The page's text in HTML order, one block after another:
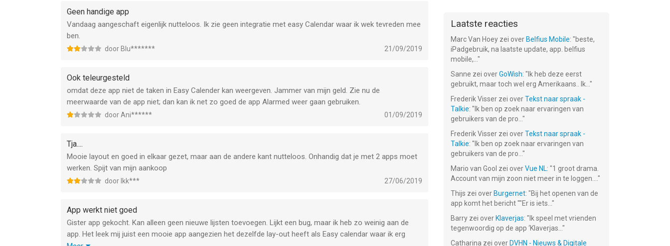
Geen handige app
Vandaag aangeschaft eigenlijk nutteloos. Ik zie geen integratie met easy Calendar waar ik wek tevreden mee
ben.
door Blu******* 21/09/2019
Ook teleurgesteld
omdat deze app niet de taken in Easy Calender kan weergeven. Jammer van mijn geld. Zie nu de
meerwaarde van de app niet; dan kan ik net zo goed de app Alarmed weer gaan gebruiken.
door Ani****** 01/09/2019
Tja....
Mooie layout en goed in elkaar gezet, maar aan de andere kant nutteloos. Onhandig dat je met 2 apps moet
werken. Spijt van mijn aankoop
door Ikk*** 27/06/2019
App werkt niet goed
Gister app gekocht. Kan alleen geen nieuwe lijsten toevoegen. Lijkt een bug, maar ik heb zo weinig aan de
app. Het leek mij juist een mooie app aangezien het dezelfde lay-out heeft als Easy calendar waar ik erg
Laatste reacties
Marc Van Hoey zei over Belfius Mobile: "beste,
iPadgebruik, na laatste update, app. belfius
mobile,... "
Sanne zei overGoWish: " Ik heb deze eerst
gebruikt, maar toch wel erg Amerikaans.. Ik... "
Frederik Visser zei overTekst naar spraak -
Talkie: " Ik ben op zoek naar ervaringen van
gebruikers van de pro... "
Frederik Visser zei overTekst naar spraak -
Talkie: " Ik ben op zoek naar ervaringen van
gebruikers van de pro... "
Mario van Gool zei overVue NL: "1 groot drama.
Account van mijn zoon niet meer in te loggen.... "
Thijs zei over Burgernet: "Bij het openen van de
app komt het bericht ""Er is iets... "
Barry zei over Klaverjas: " Ik speel met vrienden
tegenwoordig op de app ‘Klaverjas... "
Catharina zei over DVHN - Nieuws & Digitale